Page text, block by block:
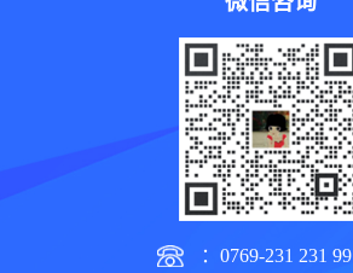
：0769-231 231 99